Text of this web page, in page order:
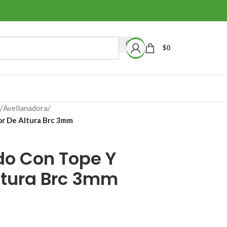
$0
/Avellanadora/
De Altura Brc 3mm
Con Tope Y
Brc 3mm